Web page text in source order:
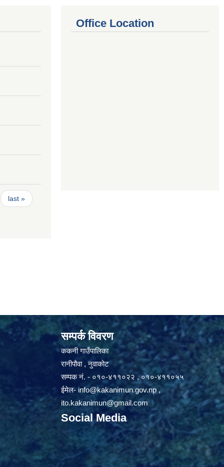
last »
Office Location
सम्पर्क विवरण
ककनी गाउँपालिका
रानीपौवा , नुवाकोट
सम्पक नं. - ०१०-४११०२२ , ०१०-४११०५५
ईमेल- info@kakanimun.gov.np,
ito.kakanimun@gmail.com
Social Media